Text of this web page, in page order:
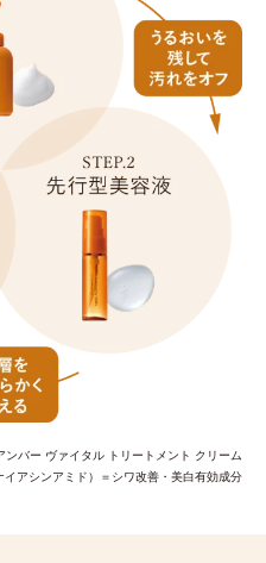
ンバー ヴァイタル トリートメント クリーム
イアシンアミド）＝シワ改善・美白有効成分